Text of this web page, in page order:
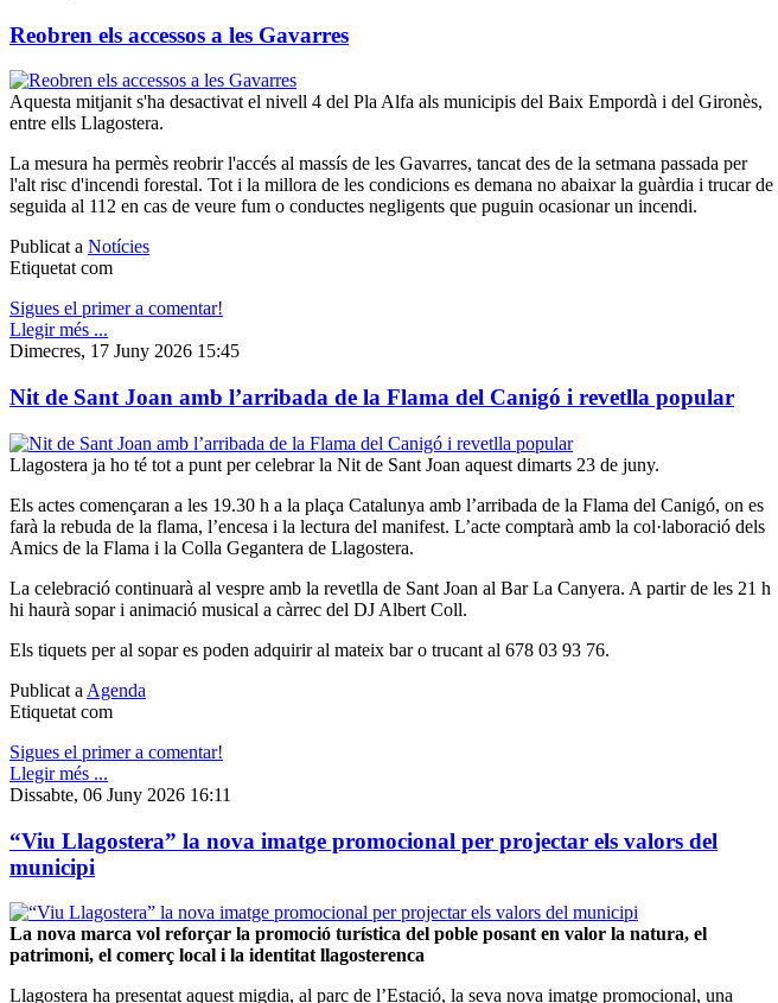
Reobren els accessos a les Gavarres
Aquesta mitjanit s'ha desactivat el nivell 4 del Pla Alfa als municipis del Baix Empordà i del Gironès,
entre ells Llagostera.
️La mesura ha permès reobrir l'accés al massís de les Gavarres, tancat des de la setmana passada per
l'alt risc d'incendi forestal. Tot i la millora de les condicions es demana no abaixar la guàrdia i trucar de
seguida al 112 en cas de veure fum o conductes negligents que puguin ocasionar un incendi.
Publicat a Notícies
Etiquetat com
Sigues el primer a comentar!
Llegir més ...
Dimecres, 17 Juny 2026 15:45
Nit de Sant Joan amb l’arribada de la Flama del Canigó i revetlla popular
Llagostera ja ho té tot a punt per celebrar la Nit de Sant Joan aquest dimarts 23 de juny.
Els actes començaran a les 19.30 h a la plaça Catalunya amb l’arribada de la Flama del Canigó, on es
farà la rebuda de la flama, l’encesa i la lectura del manifest. L’acte comptarà amb la col·laboració dels
Amics de la Flama i la Colla Gegantera de Llagostera.
La celebració continuarà al vespre amb la revetlla de Sant Joan al Bar La Canyera. A partir de les 21 h
hi haurà sopar i animació musical a càrrec del DJ Albert Coll.
Els tiquets per al sopar es poden adquirir al mateix bar o trucant al 678 03 93 76.
Publicat a Agenda
Etiquetat com
Sigues el primer a comentar!
Llegir més ...
Dissabte, 06 Juny 2026 16:11
“Viu Llagostera” la nova imatge promocional per projectar els valors del
municipi
La nova marca vol reforçar la promoció turística del poble posant en valor la natura, el
patrimoni, el comerç local i la identitat llagosterenca
Llagostera ha presentat aquest migdia, al parc de l’Estació, la seva nova imatge promocional, una